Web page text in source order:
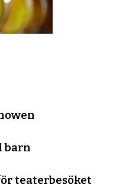
barn
teaterbesöket